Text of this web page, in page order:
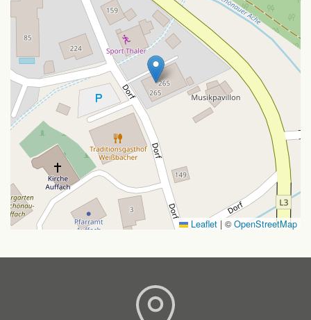
Leaflet | © OpenStreetMap